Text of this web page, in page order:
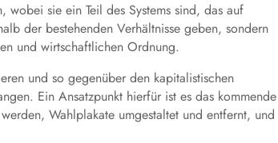
wobei sie ein Teil des Systems sind, das auf
der bestehenden Verhältnisse geben, sondern
und wirtschaftlichen Ordnung.
und so gegenüber den kapitalistischen
Ein Ansatzpunkt hierfür ist es das kommende
Wahlplakate umgestaltet und entfernt, und